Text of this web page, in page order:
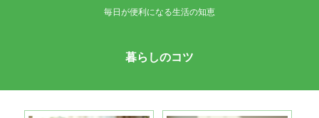
毎日が便利になる生活の知恵
暮らしのコツ